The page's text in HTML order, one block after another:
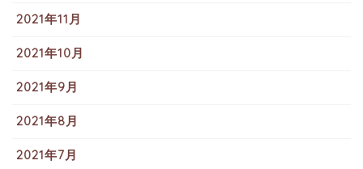
2021年11月
2021年10月
2021年9月
2021年8月
2021年7月